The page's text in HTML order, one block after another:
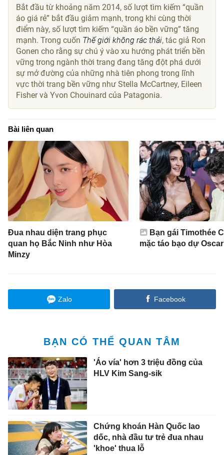
Bắt đầu từ khoảng năm 2014, số lượt tìm kiếm “quần
áo giá rẻ” bắt đầu giảm mạnh, trong khi cùng thời
điểm này, số lượt tìm kiếm “quần áo bền vững” tăng
mạnh. Trong cuốn Thế giới không rác thải, tác giả Ron
Gonen cho rằng sự chú ý vào xu hướng phát triển bền
vững trong ngành thời trang đang tăng đột phá dưới
sự mở đường của những nhà tiên phong trong lĩnh
vực thời trang bền vững như Stella McCartney, Eileen
Fisher và Yvon Chouinard của Patagonia.
Bài liên quan
Đua nhau diện trang phục
quan họ Bắc Ninh như Hòa
Minzy
Bạn gái Timothée
mặc táo bạo dự
Zalo Facebook
BẠN CÓ THỂ QUAN TÂM
'Áo vía' hơn 3 triệu đồng của
HLV Kim Sang-sik
Chứng khoán Hàn Quốc lao
dốc, nhà đầu tư trẻ đua nhau
'khoe' thua lỗ